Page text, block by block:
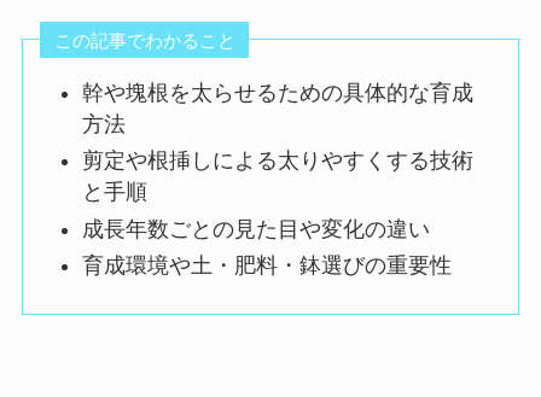
この記事でわかること
幹や塊根を太らせるための具体的な育成
方法
剪定や根挿しによる太りやすくする技術
と手順
成長年数ごとの見た目や変化の違い
育成環境や土・肥料・鉢選びの重要性